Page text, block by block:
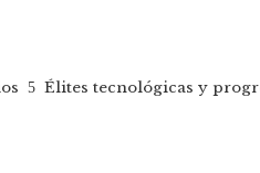
Élites tecnológicas y